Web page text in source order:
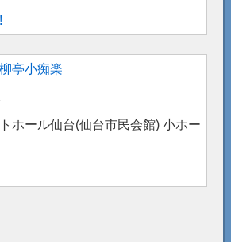
柳亭小痴楽
ホール仙台(仙台市民会館) 小ホー